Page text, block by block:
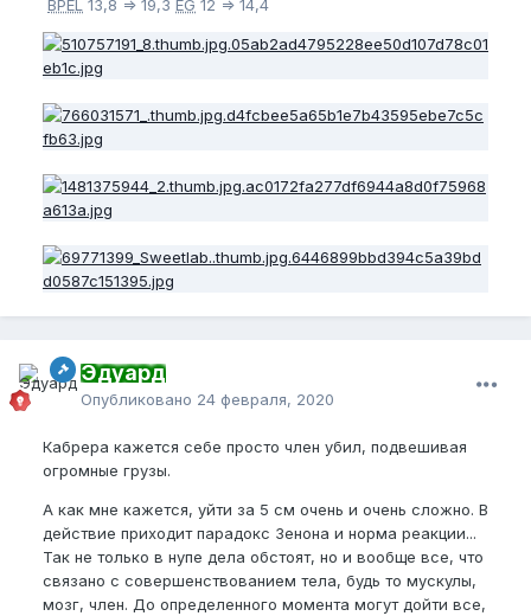
BPEL 13,8 => 19,3 EG 12 => 14,4
Эдуард
Опубликовано 24 февраля, 2020
Кабрера кажется себе просто член убил, подвешивая
огромные грузы.
А как мне кажется, уйти за 5 см очень и очень сложно. В
действие приходит парадокс Зенона и норма реакции...
Так не только в нупе дела обстоят, но и вообще все, что
связано с совершенствованием тела, будь то мускулы,
мозг, член. До определенного момента могут дойти все,